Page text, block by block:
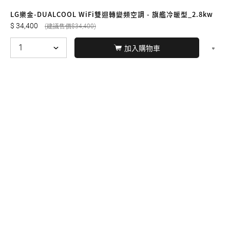
LG樂金-DUALCOOL WiFi雙迴轉變頻空調 - 旗艦冷暖型_2.8kw
34,400 34,400
加入購物車
友誠購物
© BERNARD 2021 WEBDESIGN